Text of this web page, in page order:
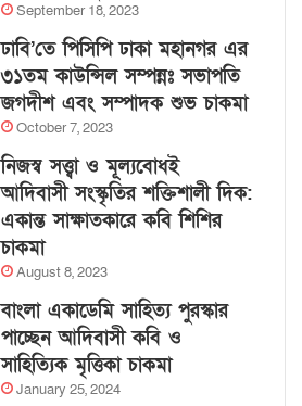
September 18, 2023
ঢাবি’তে পিসিপি ঢাকা মহানগর এর
৩১তম কাউন্সিল সম্পন্নঃ সভাপতি
জগদীশ এবং সম্পাদক শুভ চাকমা
October 7, 2023
নিজস্ব সত্ত্বা ও মূল্যবোধই
আদিবাসী সংস্কৃতির শক্তিশালী দিক:
একান্ত সাক্ষাতকারে কবি শিশির
চাকমা
August 8, 2023
বাংলা একাডেমি সাহিত্য পুরস্কার
পাচ্ছেন আদিবাসী কবি ও
সাহিত্যিক মৃত্তিকা চাকমা
January 25, 2024